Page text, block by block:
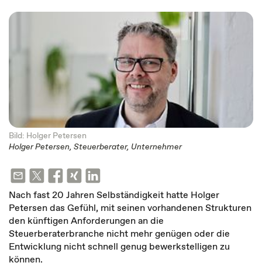
Bild: Holger Petersen
Holger Petersen, Steuerberater, Unternehmer
Nach fast 20 Jahren Selbständigkeit hatte Holger
Petersen das Gefühl, mit seinen vorhandenen Strukturen
den künftigen Anforderungen an die
Steuerberaterbranche nicht mehr genügen oder die
Entwicklung nicht schnell genug bewerkstelligen zu
können.